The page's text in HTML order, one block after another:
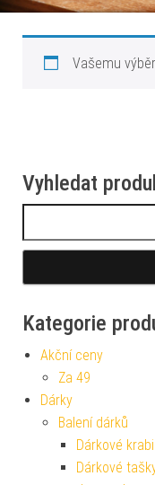
Vašemu
Vyhledat
Kategorie
Akční ceny
Za 49
Dárky
Balení dárků
Dárkové
Dárkové